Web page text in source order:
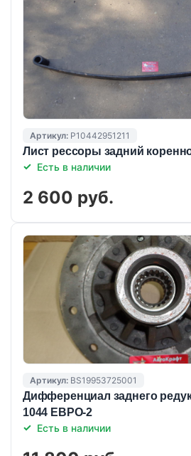
Артикул: Р10442951211
Лист рессоры задний
Есть в наличии
2 600 руб.
Артикул: BS19953725001
Дифференциал заднего
1044 ЕВРО-2
Есть в наличии